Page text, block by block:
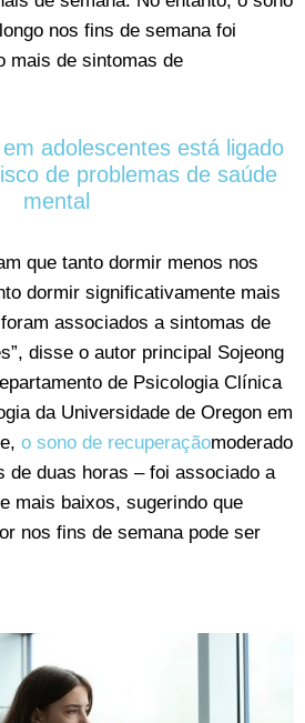
nos fins de semana foi
mais de sintomas de
adolescentes está ligado
de problemas de saúde
mental
que tanto dormir menos nos
dormir significativamente mais
associados a sintomas de
disse o autor principal Sojeong
de Psicologia Clínica
da Universidade de Oregon em
o sono de recuperaçãomoderado
de duas horas – foi associado a
mais baixos, sugerindo que
nos fins de semana pode ser